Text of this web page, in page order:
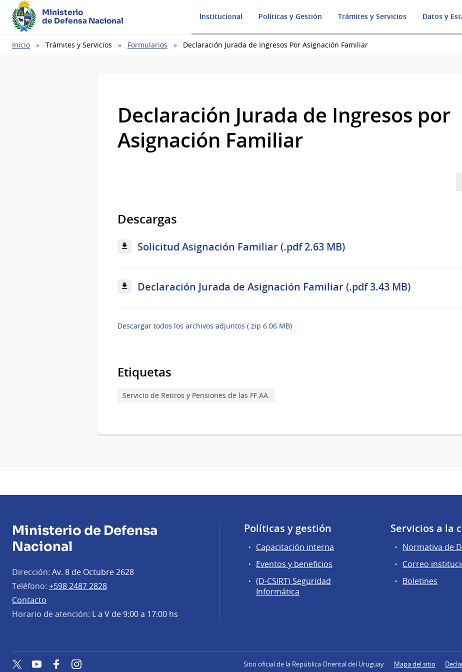
Ministerio
de Defensa Nacional
Institucional Políticas y Gestión Trámites y Servicios Datos y
Ruta
Inicio Trámites y Servicios Formularios Declaración Jurada de Ingresos Por Asignación Familiar
Declaración Jurada de Ingresos por
Asignación Familiar
Descargas
Solicitud Asignación Familiar (.pdf 2.63 MB)
Declaración Jurada de Asignación Familiar (.pdf 3.43 MB)
Descargar todos los archivos adjuntos (.zip 6.06 MB)
Etiquetas
Servicio de Retiros y Pensiones de las FF.AA.
Ministerio de Defensa
Nacional
Dirección: Av. 8 de Octubre 2628
Teléfono: +598 2487 2828
Contacto
Horario de atención: L a V de 9:00 a 17:00 hs
Políticas y gestión
Capacitación interna
Eventos y beneficios
(D-CSIRT) Seguridad
Informática
Servicios a la
Normativa de
Correo
Boletines
TwitterYouTube FacebookInstagram Sitio oficial de la República Oriental del Uruguay Mapa del sitio